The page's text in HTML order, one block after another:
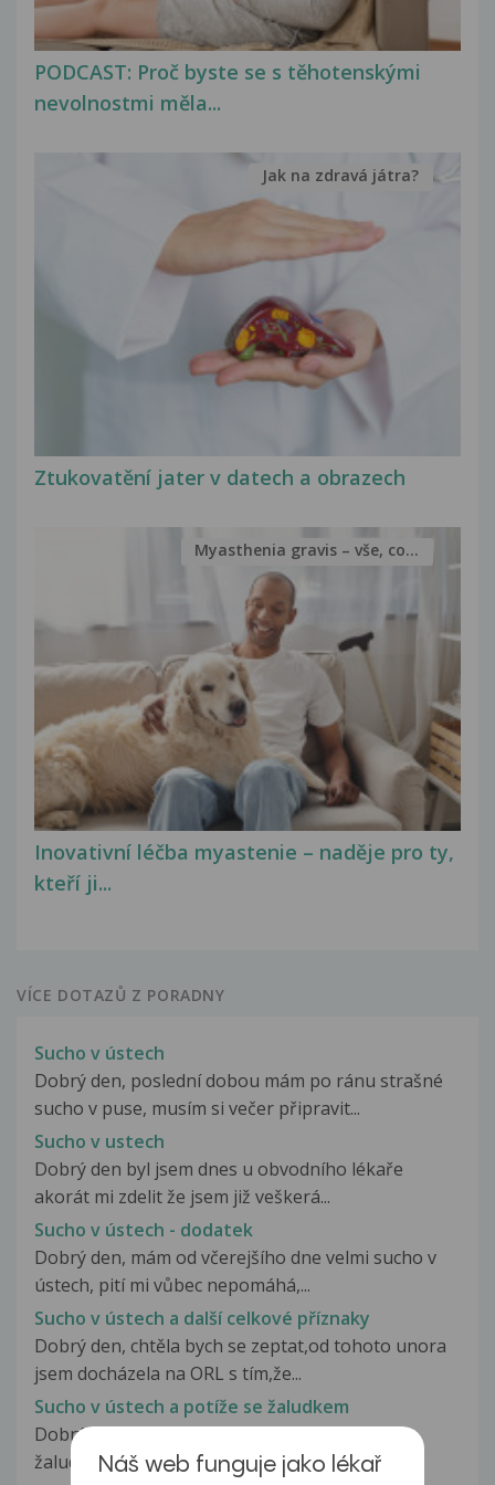
PODCAST: Proč byste se s těhotenskými
nevolnostmi měla...
Ztukovatění jater v datech a obrazech
Jak na zdravá játra?
Inovativní léčba myastenie – naděje pro ty,
kteří ji...
Myasthenia gravis – vše, co...
VÍCE DOTAZŮ Z PORADNY
Sucho v ústech
Dobrý den, poslední dobou mám po ránu strašné
sucho v puse, musím si večer připravit...
Sucho v ustech
Dobrý den byl jsem dnes u obvodního lékaře
akorát mi zdelit že jsem již veškerá...
Sucho v ústech - dodatek
Dobrý den, mám od včerejšího dne velmi sucho v
ústech, pití mi vůbec nepomáhá,...
Sucho v ústech a další celkové příznaky
Dobrý den, chtěla bych se zeptat,od tohoto unora
jsem docházela na ORL s tím,že...
Sucho v ústech a potíže se žaludkem
Dobrý den, mám už asi 14 dní bolesti kolem
žaludku, nadýmání a nepříjemný pocit...
Náš web funguje jako lékař